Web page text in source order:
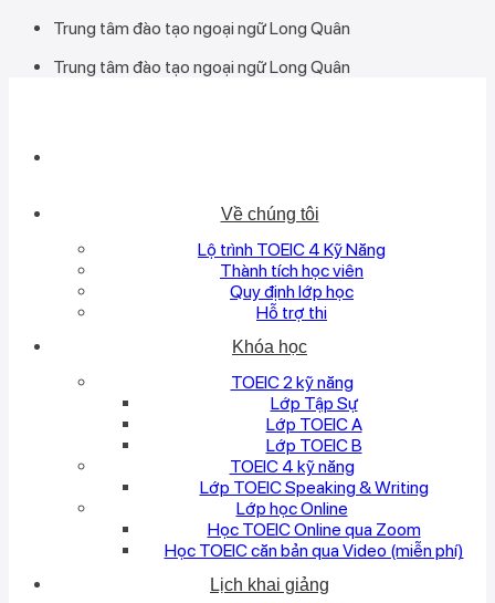
Trung tâm đào tạo ngoại ngữ Long Quân
Trung tâm đào tạo ngoại ngữ Long Quân
Về chúng tôi
Lộ trình TOEIC 4 Kỹ Năng
Thành tích học viên
Quy định lớp học
Hỗ trợ thi
Khóa học
TOEIC 2 kỹ năng
Lớp Tập Sự
Lớp TOEIC A
Lớp TOEIC B
TOEIC 4 kỹ năng
Lớp TOEIC Speaking & Writing
Lớp học Online
Học TOEIC Online qua Zoom
Học TOEIC căn bản qua Video (miễn phí)
Lịch khai giảng